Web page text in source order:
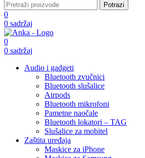
Potrazi
0
0 sadržaj
0
0 sadržaj
Audio i gadgeti
Bluetooth zvučnici
Bluetooth slušalice
Airpods
Bluetooth mikrofoni
Pametne naočale
Bluetooth lokatori – TAG
Slušalice za mobitel
Zaštita uređaja
Maskice za iPhone